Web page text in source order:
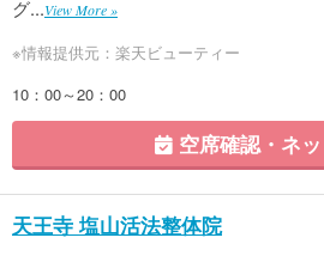
グ...View More »
※情報提供元：楽天ビューティー
10：00～20：00
空席確認・ネ
天王寺 塩山活法整体院